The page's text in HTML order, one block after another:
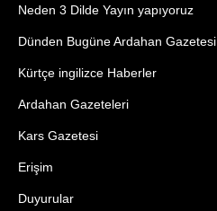
Neden 3 Dilde Yayın yapıyoruz
Dünden Bugüne Ardahan Gazetesi
Kürtçe ingilizce Haberler
Ardahan Gazeteleri
Kars Gazetesi
Erişim
Duyurular